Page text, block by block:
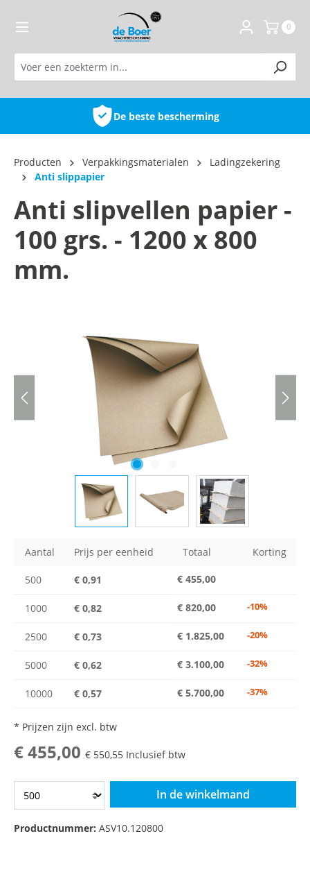
0
Producten Verpakkingsmaterialen
Ladingzekering
Anti slippapier
Anti slipvellen papier -
100 grs. - 1200 x 800
mm.
Aantal Prijs per eenheid Totaal Korting
500 € 0,91 € 455,00
1000 € 0,82 € 820,00 -10%
2500 € 0,73 € 1.825,00 -20%
5000 € 0,62 € 3.100,00 -32%
10000 € 0,57 € 5.700,00 -37%
* Prijzen zijn excl. btw
€ 455,00 € 550,55 Inclusief btw
In de winkelmand
Productnummer: ASV10.120800